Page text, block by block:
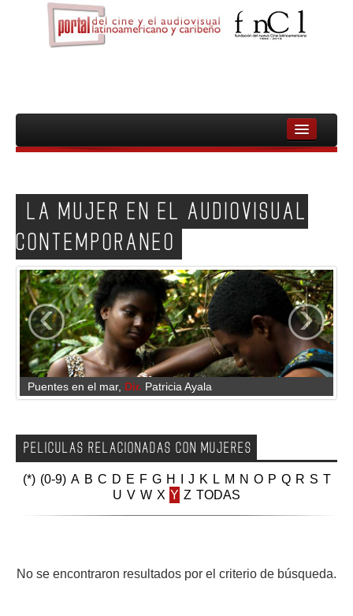
INICIO
PELICULAS
CINEASTAS
DOCUMENTALES
MUJERES
AUDIOVISUAL INDIGENA Y COMUNITARIO
GALERIA
LA MUJER EN EL AUDIOVISUAL
CONTEMPORANEO
Puentes en el mar, Dir. Patricia Ayala
‹ ›
PELICULAS RELACIONADAS CON MUJERES
(*) (0-9) A B C D E F G H J K L M N O P Q R S T
U V W X Y Z TODAS
No se encontraron resultados por el criterio de búsqueda.